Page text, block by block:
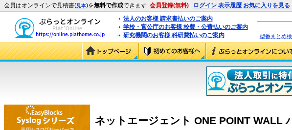
会員はオンラインで見積書(見本)を無料で作成できます 会員登録(無料) ログイン 表示履歴 お気に入りを見る
法人のお客様 請求書払いのご案内
学校・官公庁のお客様 校費・公費払いのご案内
研究機関のお客様 科研費払いのご案内
型番まとめ
ネットエージェント ONE POINT WALL